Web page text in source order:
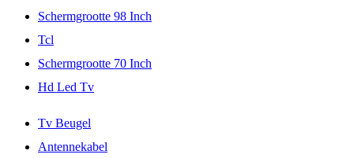
Schermgrootte 98 Inch
Tcl
Schermgrootte 70 Inch
Hd Led Tv
Tv Beugel
Antennekabel